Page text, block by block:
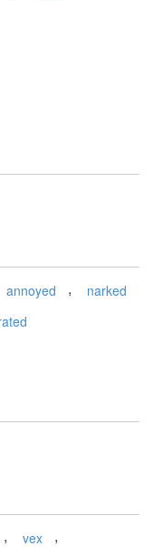
annoyed , narked
, vex ,